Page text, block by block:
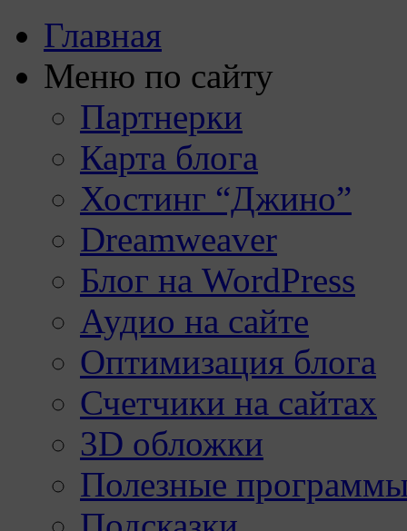
Главная
Меню по сайту
Партнерки
Карта блога
Хостинг “Джино”
Dreamweaver
Блог на WordPress
Аудио на сайте
Оптимизация блога
Счетчики на сайтах
3D обложки
Полезные